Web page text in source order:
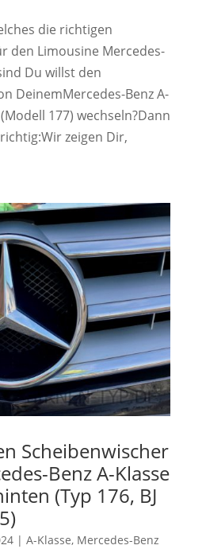
die richtigen
den Limousine Mercedes-
Du willst den
DeinemMercedes-Benz A-
177) wechseln?Dann
zeigen Dir,
Scheibenwischer
Benz A-Klasse
(Typ 176, BJ
| A-Klasse, Mercedes-Benz